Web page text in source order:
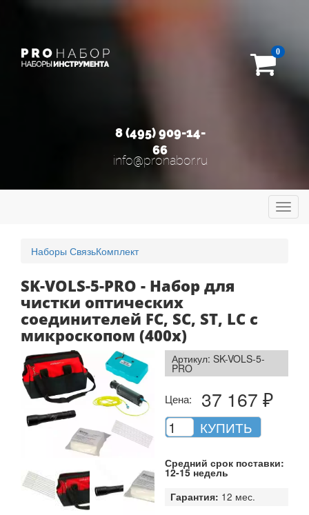
8 (495) 909-14-
66
info@pronabor.ru
0
Наборы СвязьКомплект
SK-VOLS-5-PRO - Набор для
чистки оптических
соединителей FC, SC, ST, LC c
микроскопом (400х)
Артикул: SK-VOLS-5-
PRO
Цена: 37 167 ₽
КУПИТЬ
Средний срок поставки:
12-15 недель
Гарантия: 12 мес.